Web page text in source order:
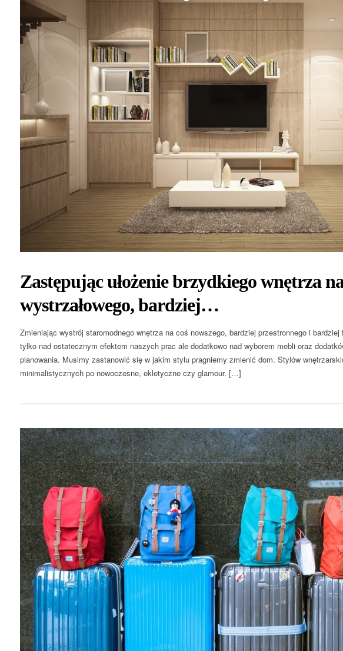
Zastępując ułożenie brzydkiego wnętrza
wystrzałowego, bardziej…
Zmieniając wystrój staromodnego wnętrza na coś nowszego, bardziej przestronnego i
tylko nad ostatecznym efektem naszych prac ale dodatkowo nad wyborem mebli oraz
planowania. Musimy zastanowić się w jakim stylu pragniemy zmienić dom. Stylów
minimalistycznych po nowoczesne, ekletyczne czy glamour. […]